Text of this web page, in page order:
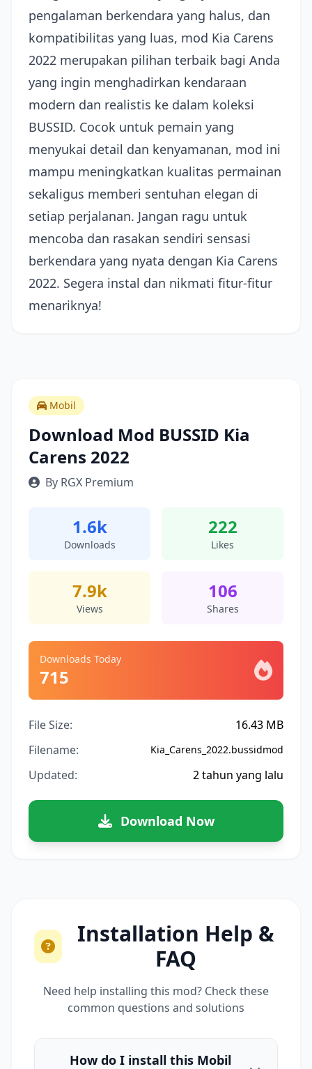
pengalaman berkendara yang halus, dan
kompatibilitas yang luas, mod Kia Carens
2022 merupakan pilihan terbaik bagi Anda
yang ingin menghadirkan kendaraan
modern dan realistis ke dalam koleksi
BUSSID. Cocok untuk pemain yang
menyukai detail dan kenyamanan, mod ini
mampu meningkatkan kualitas permainan
sekaligus memberi sentuhan elegan di
setiap perjalanan. Jangan ragu untuk
mencoba dan rasakan sendiri sensasi
berkendara yang nyata dengan Kia Carens
2022. Segera instal dan nikmati fitur-fitur
menariknya!
Mobil
Download Mod BUSSID Kia
Carens 2022
By RGX Premium
1.6k
Downloads
222
Likes
7.9k
Views
106
Shares
Downloads Today
715
File Size:
16.43 MB
Filename:
Kia_Carens_2022.bussidmod
Updated: 2 tahun yang lalu
Download Now
Installation Help &
FAQ
Need help installing this mod? Check these
common questions and solutions
How do I install this Mobil